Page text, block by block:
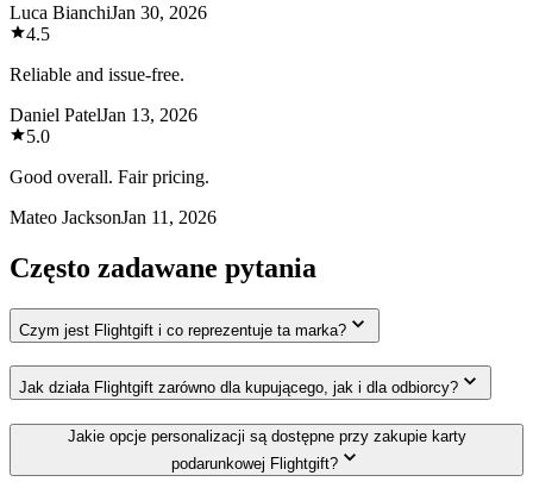
Luca BianchiJan 30, 2026
4.5
Reliable and issue-free.
Daniel PatelJan 13, 2026
5.0
Good overall. Fair pricing.
Mateo JacksonJan 11, 2026
Często zadawane pytania
Czym jest Flightgift i co reprezentuje ta marka?
Jak działa Flightgift zarówno dla kupującego, jak i dla odbiorcy?
Jakie opcje personalizacji są dostępne przy zakupie karty
podarunkowej Flightgift?